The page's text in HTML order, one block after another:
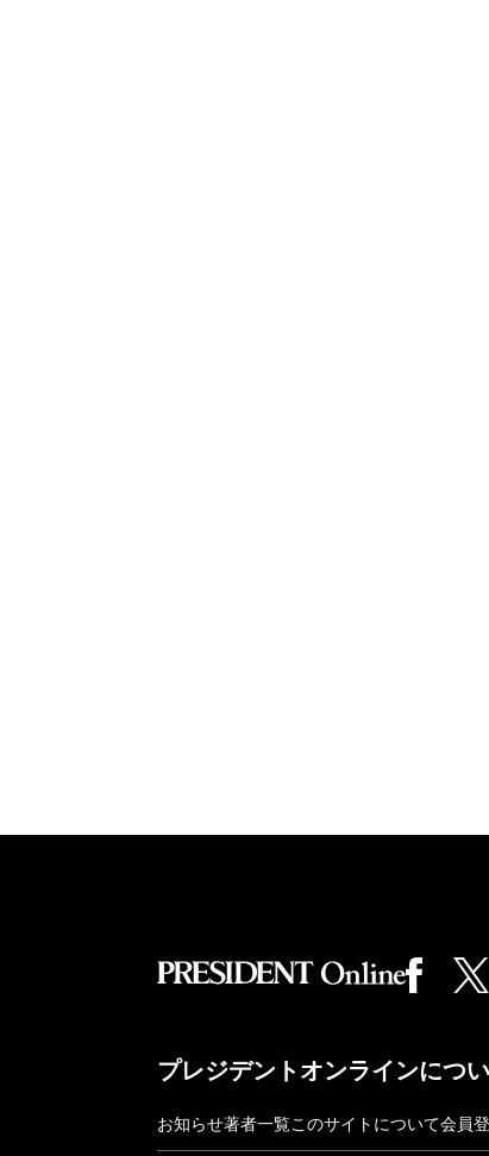
プレジデントオンラインにつ
お知らせ著者一覧このサイトについて会員